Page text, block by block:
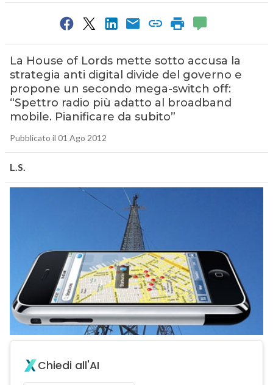
La House of Lords mette sotto accusa la
strategia anti digital divide del governo e
propone un secondo mega-switch off:
“Spettro radio più adatto al broadband
mobile. Pianificare da subito”
Pubblicato il 01 Ago 2012
L.S.
Chiedi all'AI